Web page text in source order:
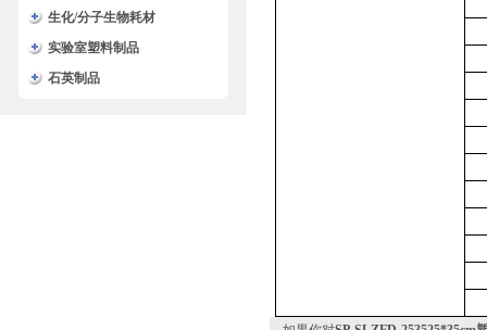
生化/分子生物耗材
实验室塑料制品
石英制品